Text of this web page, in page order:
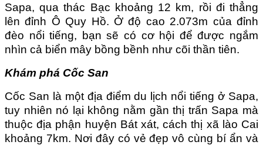
Sapa, qua thác Bạc khoảng 12 km, rồi đi thẳng
lên đỉnh Ô Quy Hồ. Ở độ cao 2.073m của đỉnh
đèo nổi tiếng, bạn sẽ có cơ hội để được ngắm
nhìn cả biển mây bồng bềnh như cõi thần tiên.
Khám phá Cốc San
Cốc San là một địa điểm du lịch nổi tiếng ở Sapa,
tuy nhiên nó lại không nằm gần thị trấn Sapa mà
thuộc địa phận huyện Bát xát, cách thị xã lào Cai
khoảng 7km. Nơi đây có vẻ đẹp vô cùng bí ẩn và